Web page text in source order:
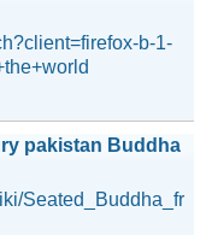
b-1-
pakistan Buddha
Seated_Buddha_fr